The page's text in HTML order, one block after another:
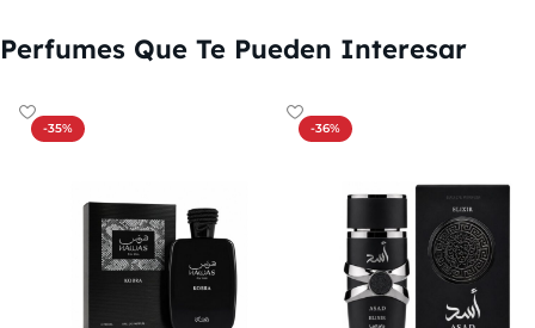
Perfumes Que Te Pueden Interesar
-35% -36%